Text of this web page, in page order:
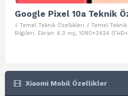
Google Pixel 10a Teknik
√ Temel Teknik Özellikleri √ Temel
Bilgileri. Ekran: 6.3 inç, 1080×2424
Xiaomi Mobil Özellikler